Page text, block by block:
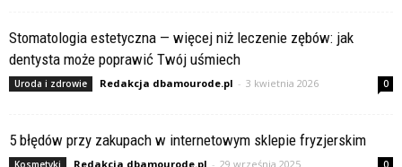
Stomatologia estetyczna — więcej niż leczenie zębów: jak
dentysta może poprawić Twój uśmiech
Uroda i zdrowie Redakcja dbamourode.pl - 3 kwietnia 2026 0
5 błędów przy zakupach w internetowym sklepie fryzjerskim
Redakcja dbamourode.pl - 29 września 2025